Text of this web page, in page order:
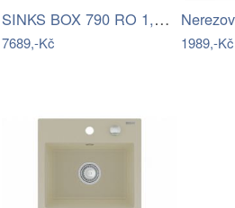
SINKS BOX 790 RO 1,0mm
7689,-Kč 1989,-Kč